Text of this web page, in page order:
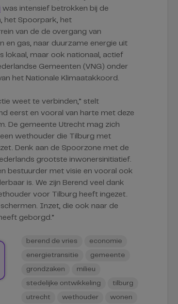
was intensief betrokken bij de
het Spoorpark, het
van de de overgang van
en gas, naar duurzame energie uit
lokaal, maar ook nationaal, actief
Gemeenten (VNG) onder
het Nationale Klimaatakkoord.
weet te verbinden,” stelt
eerst en vooral van harte met deze
De gemeente Utrecht mag zich
wethouder die Tilburg met
Denk aan de Spoorzone met de
grootste inwonersinitiatief.
bestuurder met visie en vooral ook
is. We zijn Berend veel dank
voor Tilburg heeft ingezet.
Inzet, die ook naar de
geborgd.”
berend de vries economie
energietransitie gemeente
grondzaken milieu
stedelijke ontwikkeling tilburg
utrecht wethouder wonen